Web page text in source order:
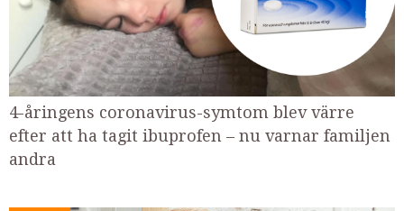
4-åringens coronavirus-symtom blev värre
efter att ha tagit ibuprofen – nu varnar familjen
andra